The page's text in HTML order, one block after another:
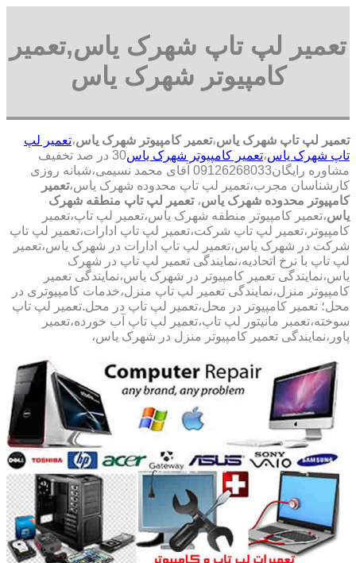
تعمیر لپ تاپ شهرک یاس,تعمیر
کامپیوتر شهرک یاس
تعمیر لپ تاپ شهرک یاس،تعمیر کامپیوتر شهرک یاس،تعمیر لپ
تاپ شهرک یاس،تعمیر کامپیوتر شهرک یاس
30 در صد تخفیف
مشاوره رایگان09126268033 آقای محمد نسیمی،شبانه روزی
کارشناسان مجرب،تعمیر لپ تاپ محدوده شهرک یاس،تعمیر
کامپیوتر محدوده شهرک یاس، تعمیر لپ تاپ منطقه شهرک
یاس،تعمیر کامپیوتر منطقه شهرک یاس،تعمیر لپ تاپ،تعمیر
کامپیوتر،تعمیر لپ تاپ شرکت،تعمیر لپ تاپ ادارات،تعمیر لپ تاپ
شرکت در شهرک یاس،تعمیر لپ تاپ ادارات در شهرک یاس،تعمیر
لپ تاپ با نرخ اتحادیه،نمایندگی تعمیر لپ تاپ در شهرک
یاس،نمایندگی تعمیر کامپیوتر در شهرک یاس،نمایندگی تعمیر
کامپیوتر منزل،نمایندگی تعمیر لپ تاپ منزل،خدمات کامپیوتری در
محل؛ تعمیر کامپیوتر در محل،تعمیر لپ تاپ در محل.تعمیر لپ تاپ
سوخته،تعمبر مانیتور لپ تاپ،تعمیر لپ تاپ آب خورده،تعمیر
پاور،نمایندگی تعمیر کامپیوتر منزل در شهرک یاس،